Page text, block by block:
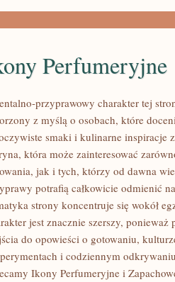
Perfumeryjne
przyprawowy charakter tej
z myślą o osobach, które
smaki i kulinarne inspiracje
która może zainteresować
jak i tych, którzy od dawna
potrafią całkowicie odmienić
strony koncentruje się wokół
jest znacznie szerszy,
do opowieści o gotowaniu,
i codziennym
Ikony Perfumeryjne i